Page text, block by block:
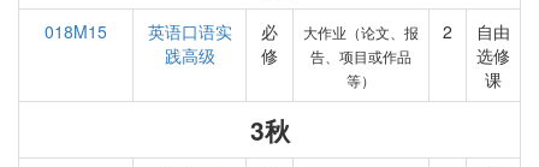
018M15
英语口语实
践高级
必
修
大作业（论文、报
告、项目或作品
等）
2
自由
选修
课
3秋